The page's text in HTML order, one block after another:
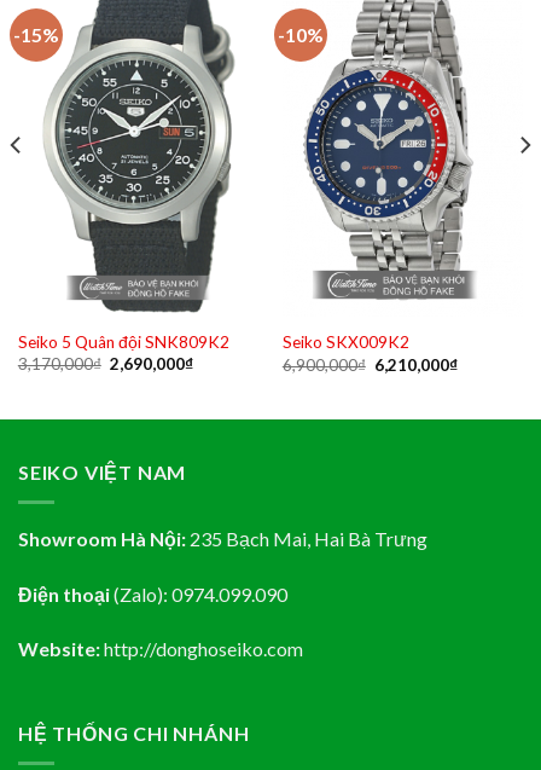
-15%
Seiko 5 Quân đội SNK809K2
3,170,000₫ Original
price
2,690,000₫Current
-10%
Seiko SKX009K2
6,900,000₫ Original
price
6,210,000₫Current
SEIKO VIỆT NAM
Showroom Hà Nội: 235 Bạch Mai, Hai Bà Trưng
Điện thoại(Zalo): 0974.099.090
Website:http://donghoseiko.com
HỆ THỐNG CHI NHÁNH